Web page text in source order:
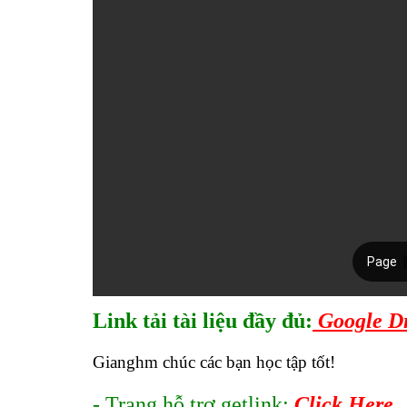
Link tải tài liệu đầy đủ: Google
Gianghm chúc các bạn học tập tốt!